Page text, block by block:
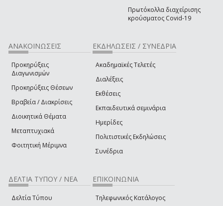
Πρωτόκολλα διαχείρισης
κρούσματος Covid-19
ΑΝΑΚΟΙΝΩΣΕΙΣ
Προκηρύξεις
Διαγωνισμών
Προκηρύξεις Θέσεων
Βραβεία / Διακρίσεις
Διοικητικά Θέματα
Μεταπτυχιακά
Φοιτητική Μέριμνα
ΕΚΔΗΛΩΣΕΙΣ / ΣΥΝΕΔΡΙΑ
Ακαδημαϊκές Τελετές
Διαλέξεις
Εκθέσεις
Εκπαιδευτικά σεμινάρια
Ημερίδες
Πολιτιστικές Εκδηλώσεις
Συνέδρια
ΔΕΛΤΙΑ ΤΥΠΟΥ / ΝΕΑ
Δελτία Τύπου
ΕΠΙΚΟΙΝΩΝΙΑ
Τηλεφωνικός Κατάλογος